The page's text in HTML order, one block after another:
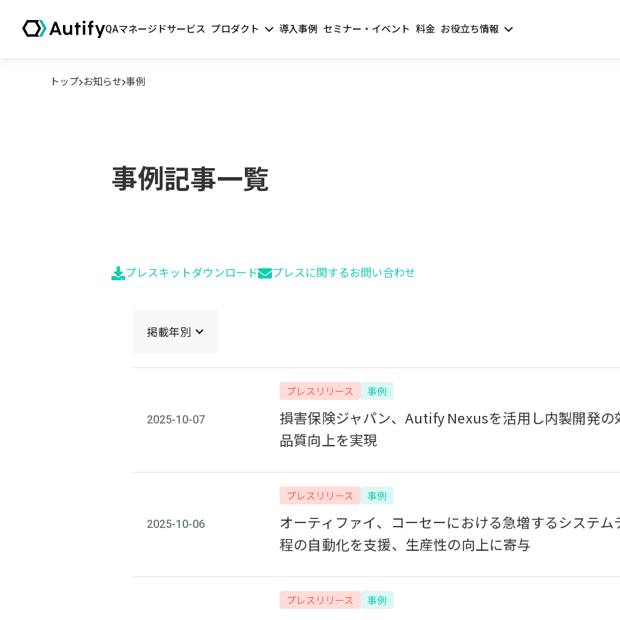
QAマネージドサービス プロダクト 導入事例 セミナー・イベント 料金 お役立ち情報
トップ お知らせ 事例
事例記事一覧
プレスキットダウンロード プレスに関するお問い合わせ
掲載年別
2025-10-07
プレスリリース 事例
損害保険ジャパン、Autify Nexusを活用し内製開発の
品質向上を実現
2025-10-06
プレスリリース 事例
オーティファイ、コーセーにおける急増するシステム
程の自動化を支援、生産性の向上に寄与
プレスリリース 事例